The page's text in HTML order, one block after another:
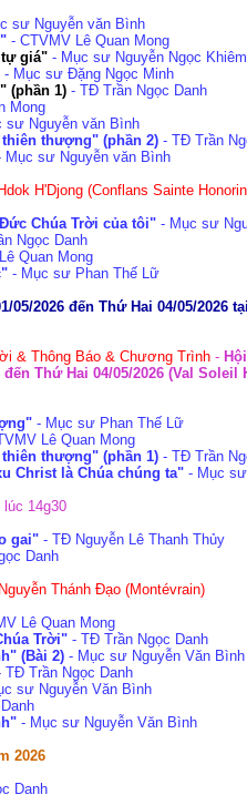
sư Nguyễn văn Bình
"- CTVMV Lê Quan Mong
giá" - Mục sư Nguyễn Ngọc Khiêm
- Mục sư Đặng Ngọc Minh
(phần 1) - TĐ Trần Ngọc Danh
Mong
sư Nguyễn văn Bình
thượng" (phần 2)- TĐ Trần
Mục sư Nguyễn văn Bình
H'Djong (Conflans Sainte
Chúa Trời của tôi" - Mục sư
Ngọc Danh
Quan Mong
- Mục sư Phan Thế Lữ
2026 đến Thứ Hai 04/05/2026
& Thông Báo & Chương Trình -
Thứ Hai 04/05/2026 (Val Soleil
- Mục sư Phan Thế Lữ
Lê Quan Mong
thượng" (phần 1)- TĐ Trần
Christ là Chúa chúng ta"- Mục sư
14g30
gai"- TĐ Nguyễn Lê Thanh Thủy
Danh
Thánh Đạo (Montévrain)
Lê Quan Mong
Trời"- TĐ Trần Ngọc Danh
(Bài 2)- Mục sư Nguyễn Văn Bình
Trần Ngọc Danh
sư Nguyễn Văn Bình
- Mục sư Nguyễn Văn Bình
2026
Danh